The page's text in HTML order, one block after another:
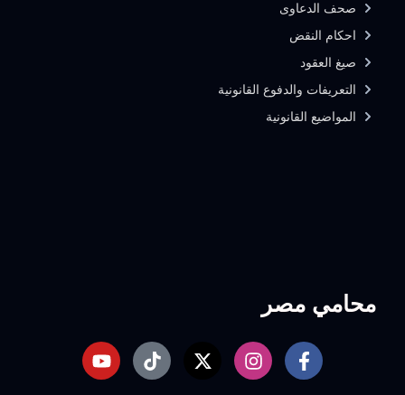
محامي مصر
صحف الدعاوى
احكام النقض
صيغ العقود
التعريفات والدفوع القانونية
المواضيع القانونية